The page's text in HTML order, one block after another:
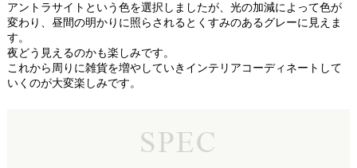
アントラサイトという色を選択しましたが、光の加減によって色が
変わり、昼間の明かりに照らされるとくすみのあるグレーに見えま
す。
夜どう見えるのかも楽しみです。
これから周りに雑貨を増やしていきインテリアコーディネートして
いくのが大変楽しみです。